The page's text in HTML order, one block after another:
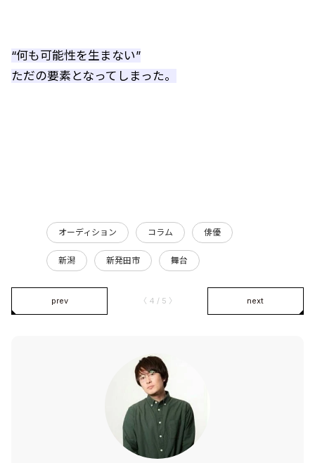
“何も可能性を生まない”
ただの要素となってしまった。
オーディション コラム 俳優
新潟 新発田市 舞台
prev 〈 4 / 5 〉 next